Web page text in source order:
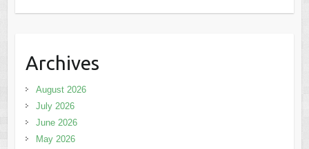
Archives
August 2026
July 2026
June 2026
May 2026